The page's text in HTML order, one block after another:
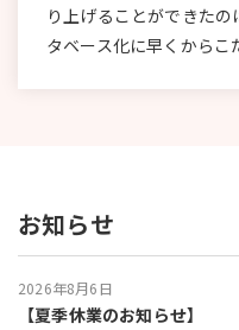
り上げることができた
タベース化に早くからこ
お知らせ
2026年8月6日
【夏季休業のお知らせ】